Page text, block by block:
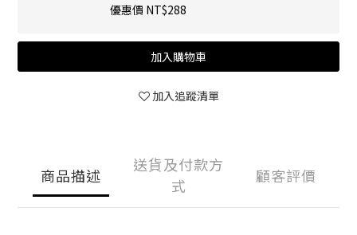
優惠價 NT$288
加入購物車
加入追蹤清單
商品描述
送貨及付款方
式
顧客評價